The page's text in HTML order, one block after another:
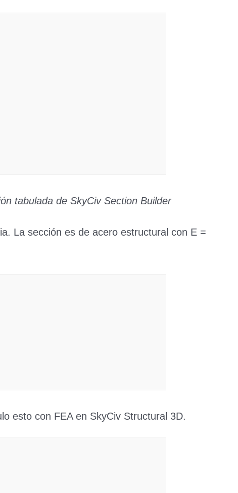
tabulada de SkyCiv Section Builder
La sección es de acero estructural con E =
esto con FEA en SkyCiv Structural 3D.